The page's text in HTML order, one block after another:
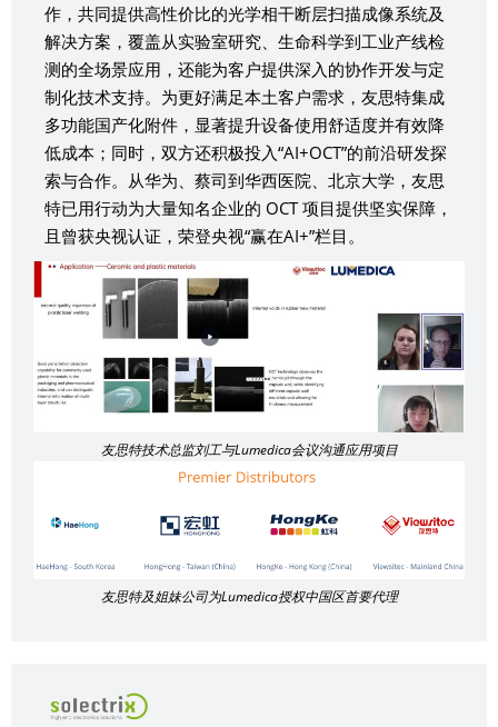
作，共同提供高性价比的光学相干断层扫描成像系统及
解决方案，覆盖从实验室研究、生命科学到工业产线检
测的全场景应用，还能为客户提供深入的协作开发与定
制化技术支持。为更好满足本土客户需求，友思特集成
多功能国产化附件，显著提升设备使用舒适度并有效降
低成本；同时，双方还积极投入“AI+OCT”的前沿研发探
索与合作。从华为、蔡司到华西医院、北京大学，友思
特已用行动为大量知名企业的 OCT 项目提供坚实保障，
且曾获央视认证，荣登央视“赢在AI+”栏目。
友思特技术总监刘工与Lumedica会议沟通应用项目
友思特及姐妹公司为Lumedica授权中国区首要代理